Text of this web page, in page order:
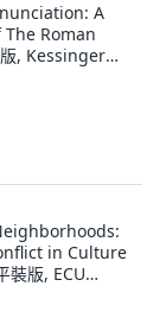
A
Roman
, Kessinger
in Culture
版, ECU
英文